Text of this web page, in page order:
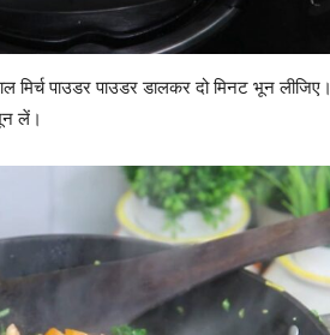
मिर्च पाउडर पाउडर डालकर दो मिनट भून लीजिए।
लें।